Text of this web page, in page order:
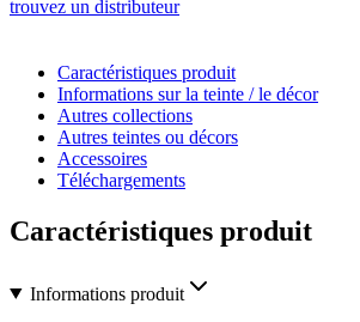
trouvez un distributeur
Caractéristiques produit
Informations sur la teinte / le décor
Autres collections
Autres teintes ou décors
Accessoires
Téléchargements
Caractéristiques produit
Informations produit